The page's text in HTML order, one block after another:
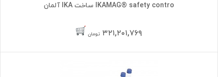
IKAMAG® safety contro ساخت IKA آلمان
۳۲۱,۲۰۱,۷۶۹ تومان